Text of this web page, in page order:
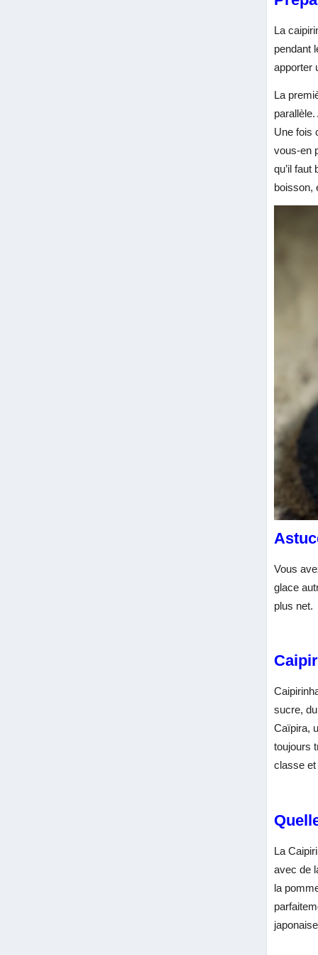
La
pendant
apporter
La
Une fois
vous-en
qu’il faut
boisson,
Vous
glace
plus net.
sucre,
Caïpira,
toujours
classe et
La
avec de
la